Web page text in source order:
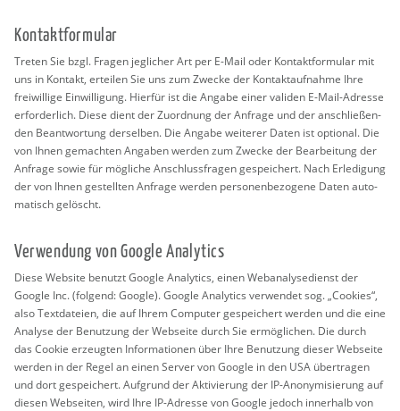
Kon­takt­for­mu­lar
Tre­ten Sie bzgl. Fra­gen jeg­li­cher Art per E-Mail oder Kon­takt­for­mu­lar mit
uns in Kon­takt, er­tei­len Sie uns zum Zwe­cke der Kon­takt­auf­nah­me Ihre
frei­wil­li­ge Ein­wil­li­gung. Hier­für ist die An­ga­be einer va­li­den E-Mail-Adres­se
er­for­der­lich. Diese dient der Zu­ord­nung der An­fra­ge und der an­schlie­ßen­
den Be­ant­wor­tung der­sel­ben. Die An­ga­be wei­te­rer Daten ist op­tio­nal. Die
von Ihnen ge­mach­ten An­ga­ben wer­den zum Zwe­cke der Be­ar­bei­tung der
An­fra­ge sowie für mög­li­che An­schluss­fra­gen ge­spei­chert. Nach Er­le­di­gung
der von Ihnen ge­stell­ten An­fra­ge wer­den per­so­nen­be­zo­ge­ne Daten au­to­
ma­tisch ge­löscht.
Ver­wen­dung von Goog­le Ana­ly­tics
Diese Web­site be­nutzt Goog­le Ana­ly­tics, einen Web­ana­ly­se­dienst der
Goog­le Inc. (fol­gend: Goog­le). Goog­le Ana­ly­tics ver­wen­det sog. „Coo­kies“,
also Text­da­tei­en, die auf Ihrem Com­pu­ter ge­spei­chert wer­den und die eine
Ana­ly­se der Be­nut­zung der Web­sei­te durch Sie er­mög­li­chen. Die durch
das Coo­kie er­zeug­ten In­for­ma­tio­nen über Ihre Be­nut­zung die­ser Web­sei­te
wer­den in der Regel an einen Ser­ver von Goog­le in den USA über­tra­gen
und dort ge­spei­chert. Auf­grund der Ak­ti­vie­rung der IP-An­ony­mi­sie­rung auf
die­sen Web­sei­ten, wird Ihre IP-Adres­se von Goog­le je­doch in­ner­halb von